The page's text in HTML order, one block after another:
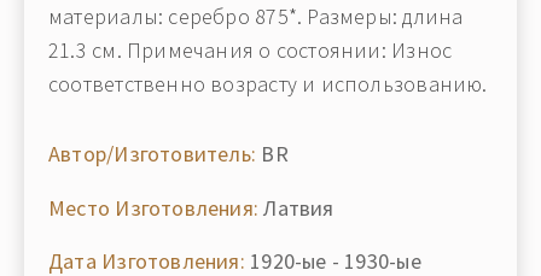
материалы: серебро 875*. Размеры: длина
21.3 см. Примечания о состоянии: Износ
соответственно возрасту и использованию.
Автор/Изготовитель: BR
Место Изготовления: Латвия
Дата Изготовления: 1920-ые - 1930-ые